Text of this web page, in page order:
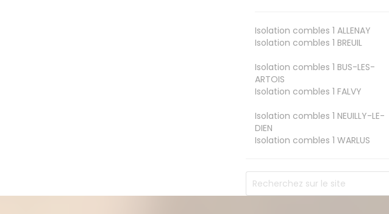
Isolation combles 1 ALLENAY
Isolation combles 1 BREUIL
Isolation combles 1 BUS-LES-
ARTOIS
Isolation combles 1 FALVY
Isolation combles 1 NEUILLY-LE-
DIEN
Isolation combles 1 WARLUS